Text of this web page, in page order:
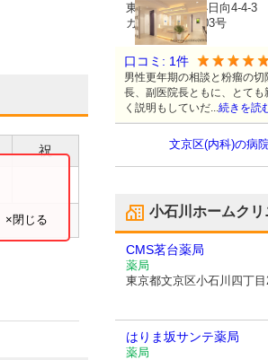
祝
×閉じる
東京都文京区小日向4-4-3
カーネ小日向103号
口コミ: 1件
男性更年期の相談と粉瘤の
長、副医院長ともに、とて
く説明もしていだ...続きを読
文京区(内科)の病
小石川ホームクリ
CMS茗台薬局
薬局
東京都文京区小石川四丁
はりま坂サンテ薬局
薬局